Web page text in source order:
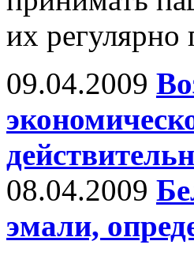
их регулярно
09.04.2009
08.04.2009
эмали,